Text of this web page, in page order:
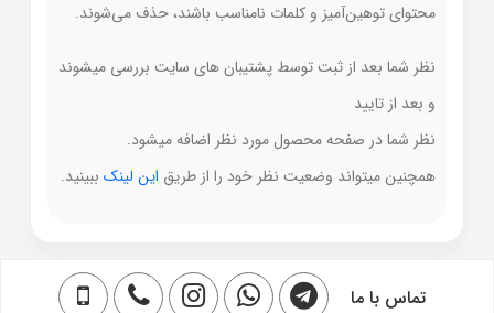
محتوای توهین‌آمیز و کلمات نامناسب باشند، حذف می‌شوند.
نظر شما بعد از ثبت توسط پشتیبان های سایت بررسی میشوند
و بعد از تایید
نظر شما در صفحه محصول مورد نظر اضافه میشود.
همچنین میتواند وضعیت نظر خود را از طریق این لینک ببینید.
تماس با ما